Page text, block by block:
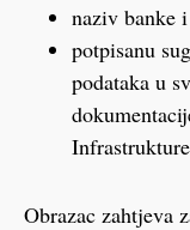
naziv banke
potpisanu
podataka u
Obrazac zahtjeva